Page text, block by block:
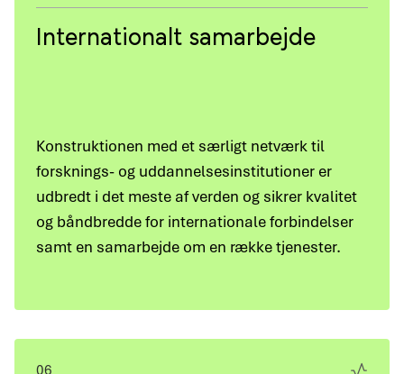
Internationalt samarbejde
Konstruktionen med et særligt netværk til
forsknings- og uddannelsesinstitutioner er
udbredt i det meste af verden og sikrer kvalitet
og båndbredde for internationale forbindelser
samt en samarbejde om en række tjenester.
06